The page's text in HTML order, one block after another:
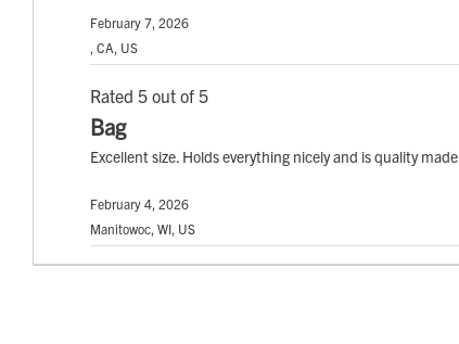
February 7, 2026
, CA, US
Rated 5 out of 5
Bag
Excellent size. Holds everything nicely and is quality made
February 4, 2026
Manitowoc, WI, US